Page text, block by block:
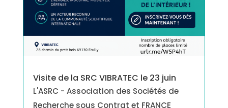
Visite de la SRC VIBRATEC le 23 juin
L'ASRC - Association des Sociétés de
Recherche sous Contrat et FRANCE